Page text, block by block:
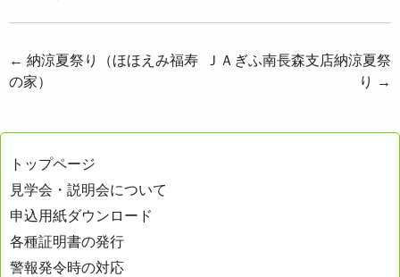
投
稿
ゲ
ー
シ
ョ
← 納涼夏祭り（ほほえみ福寿
の家）
ＪＡぎふ南長森支店納涼夏祭
り
→
トップページ
見学会・説明会について
申込用紙ダウンロード
各種証明書の発行
警報発令時の対応